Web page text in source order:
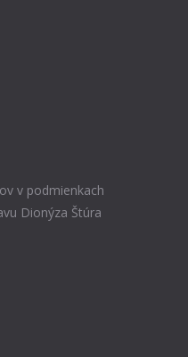
v podmienkach
Dionýza Štúra